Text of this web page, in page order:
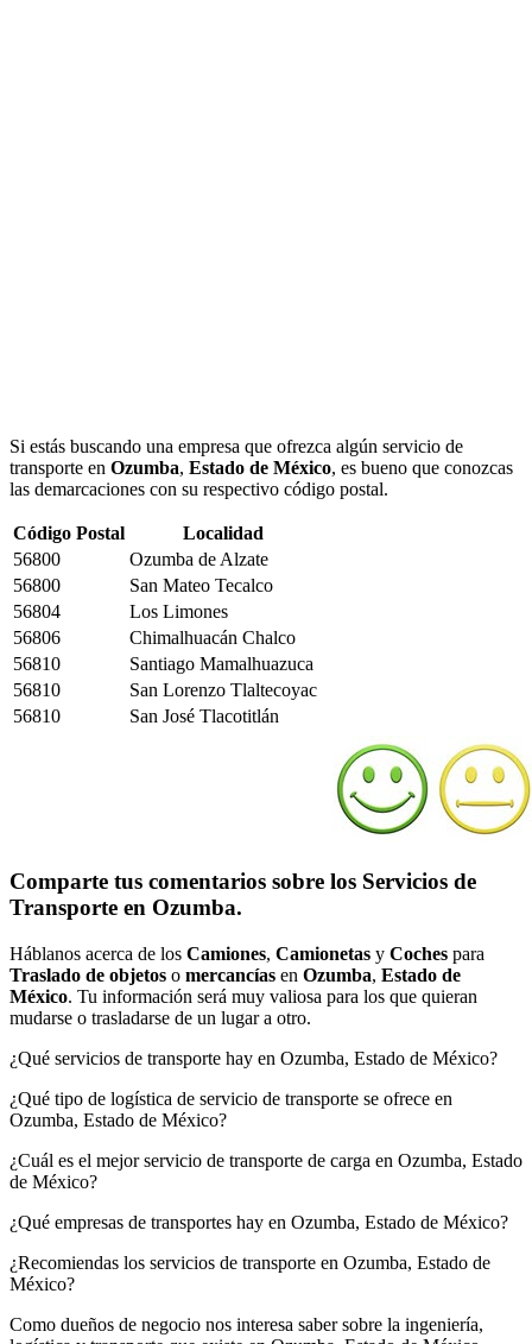
Si estás buscando una empresa que ofrezca algún servicio de
transporte en Ozumba, Estado de México, es bueno que conozcas
las demarcaciones con su respectivo código postal.
Código Postal
Localidad
56800
Ozumba de Alzate
56800
San Mateo Tecalco
56804
Los Limones
56806
Chimalhuacán Chalco
56810
Santiago Mamalhuazuca
56810
San Lorenzo Tlaltecoyac
56810
San José Tlacotitlán
Comparte tus comentarios sobre los Servicios de
Transporte en Ozumba.
Háblanos acerca de los Camiones, Camionetas y Coches para
Traslado de objetos o mercancías en Ozumba, Estado de
México. Tu información será muy valiosa para los que quieran
mudarse o trasladarse de un lugar a otro.
¿Qué servicios de transporte hay en Ozumba, Estado de México?
¿Qué tipo de logística de servicio de transporte se ofrece en
Ozumba, Estado de México?
¿Cuál es el mejor servicio de transporte de carga en Ozumba, Estado
de México?
¿Qué empresas de transportes hay en Ozumba, Estado de México?
¿Recomiendas los servicios de transporte en Ozumba, Estado de
México?
Como dueños de negocio nos interesa saber sobre la ingeniería,